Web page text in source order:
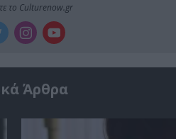
το Culturenow.gr
Άρθρα